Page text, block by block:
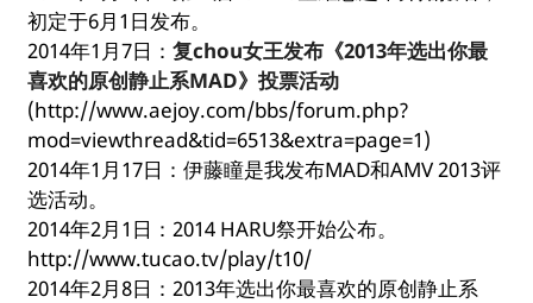
初定于6月1日发布。
2014年1月7日： 复chou女王发布《2013年选出你最
喜欢的原创静止系MAD》投票活动
(http://www.aejoy.com/bbs/forum.php?
mod=viewthread&tid=6513&extra=page=1)
2014年1月17日：伊藤瞳是我发布MAD和AMV 2013评
选活动。
2014年2月1日：2014 HARU祭开始公布。
http://www.tucao.tv/play/t10/
2014年2月8日：2013年选出你最喜欢的原创静止系